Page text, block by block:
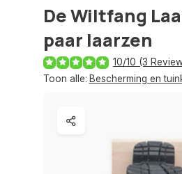
De Wiltfang
paar laarzen
10/10 (3
Toon alle: Bescherming en